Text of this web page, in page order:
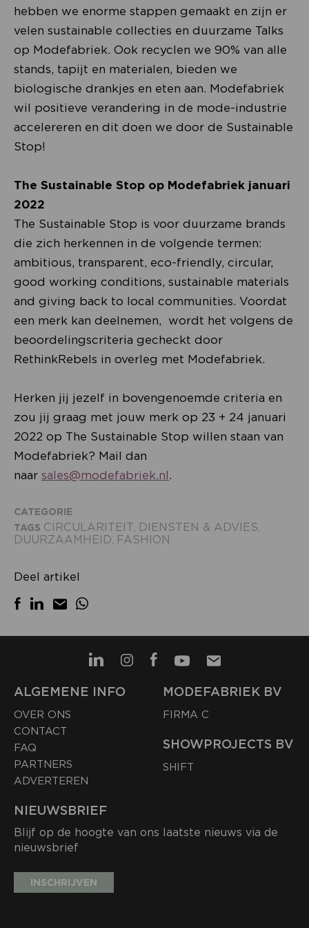
hebben we enorme stappen gemaakt en zijn er
velen sustainable collecties en duurzame Talks
op Modefabriek. Ook recyclen we 90% van alle
stands, tapijt en materialen, bieden we
biologische drankjes en eten aan. Modefabriek
wil positieve verandering in de mode-industrie
accelereren en dit doen we door de Sustainable
Stop!
The Sustainable Stop op Modefabriek januari
2022
The Sustainable Stop is voor duurzame brands
die zich herkennen in de volgende termen:
ambitious, transparent, eco-friendly, circular,
good working conditions, sustainable materials
and giving back to local communities. Voordat
een merk kan deelnemen, wordt het volgens de
beoordelingscriteria gecheckt door
RethinkRebels in overleg met Modefabriek.
Herken jij jezelf in bovengenoemde criteria en
zou jij graag met jouw merk op 23 + 24 januari
2022 op The Sustainable Stop willen staan van
Modefabriek? Mail dan
naar sales@modefabriek.nl.
CATEGORIE
TAGS CIRCULARITEIT DIENSTEN & ADVIES
DUURZAAMHEID FASHION
Deel artikel
ALGEMENE INFO
OVER ONS
CONTACT
FAQ
PARTNERS
ADVERTEREN
MODEFABRIEK BV
FIRMA C
SHOWPROJECTS BV
SHIFT
NIEUWSBRIEF
Blijf op de hoogte van ons laatste nieuws via de
nieuwsbrief
INSCHRIJVEN